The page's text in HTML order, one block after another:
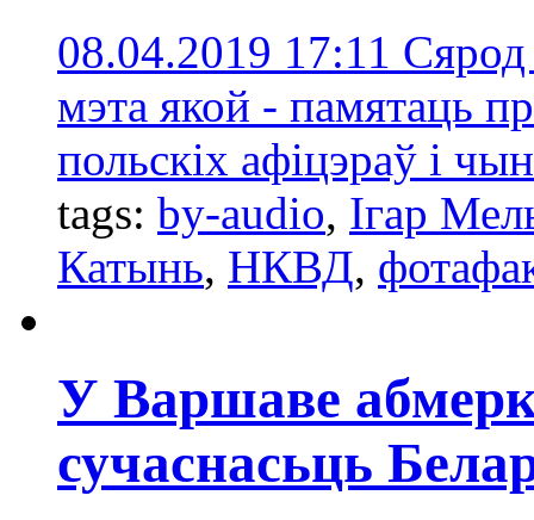
08.04.2019 17:11 Сярод
мэта якой - памятаць
польскіх афіцэраў і
tags: by-audio, Ігар
Катынь, НКВД,
У Варшаве
сучаснасьць